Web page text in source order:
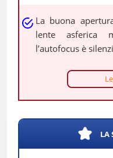
La buona
lente asferica
l’autofocus è
LA